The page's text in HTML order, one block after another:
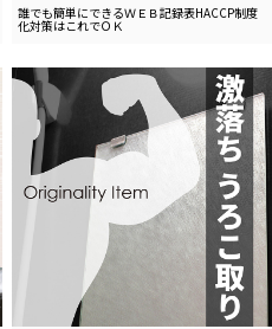
誰でも簡単にできるＷＥＢ記録表HACCP制度
化対策はこれでＯＫ